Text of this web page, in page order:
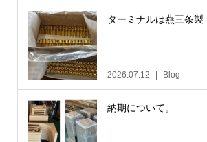
ターミナルは燕三条製
2026.07.12 Blog
納期について。